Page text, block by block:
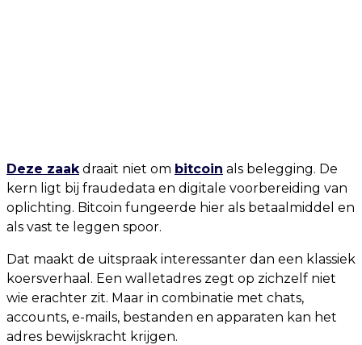
Deze zaakdraait niet om bitcoin als belegging. De
kern ligt bij fraudedata en digitale voorbereiding van
oplichting. Bitcoin fungeerde hier als betaalmiddel en
als vast te leggen spoor.
Dat maakt de uitspraak interessanter dan een klassiek
koersverhaal. Een walletadres zegt op zichzelf niet
wie erachter zit. Maar in combinatie met chats,
accounts, e-mails, bestanden en apparaten kan het
adres bewijskracht krijgen.